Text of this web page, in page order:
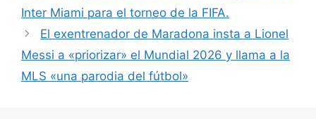
Inter Miami para el torneo de la FIFA.
El exentrenador de Maradona insta a Lionel
Messi a «priorizar» el Mundial 2026 y llama a la
MLS «una parodia del fútbol»